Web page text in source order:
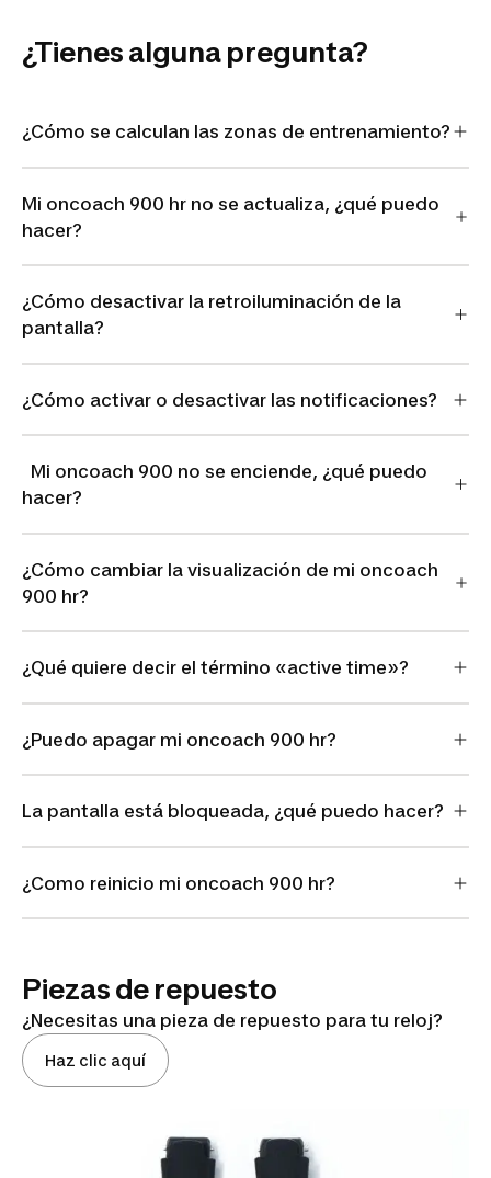
¿Tienes alguna pregunta?
¿Cómo se calculan las zonas de entrenamiento?
Mi oncoach 900 hr no se actualiza, ¿qué puedo
hacer?
¿Cómo desactivar la retroiluminación de la
pantalla?
¿Cómo activar o desactivar las notificaciones?
Mi oncoach 900 no se enciende, ¿qué puedo
hacer?
¿Cómo cambiar la visualización de mi oncoach
900 hr?
¿Qué quiere decir el término «active time»?
¿Puedo apagar mi oncoach 900 hr?
La pantalla está bloqueada, ¿qué puedo hacer?
¿Como reinicio mi oncoach 900 hr?
Piezas de repuesto
¿Necesitas una pieza de repuesto para tu reloj?
Haz clic aquí